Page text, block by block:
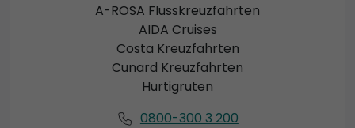
A-ROSA Flusskreuzfahrten
AIDA Cruises
Costa Kreuzfahrten
Cunard Kreuzfahrten
Hurtigruten
0800-300 3 200